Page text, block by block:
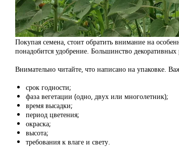
Покупая семена, стоит обратить внимание на
понадобится удобрение. Большинство
Внимательно читайте, что написано на упаковке.
срок годности;
фаза вегетации (одно, двух или многолетник);
время высадки;
период цветения;
окраска;
высота;
требования к влаге и свету.